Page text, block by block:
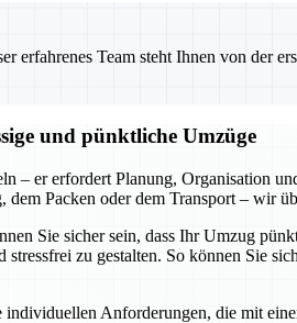
erfahrenes Team steht Ihnen von der
und pünktliche Umzüge
– er erfordert Planung, Organisation
Packen oder dem Transport –
Sie sicher sein, dass Ihr Umzug
zu gestalten. So können Sie
Anforderungen, die mit